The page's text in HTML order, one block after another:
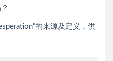
的来源及定义，供